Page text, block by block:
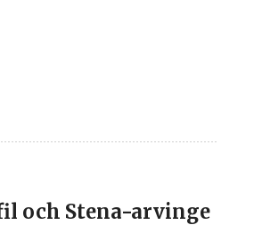
och Stena-arvinge